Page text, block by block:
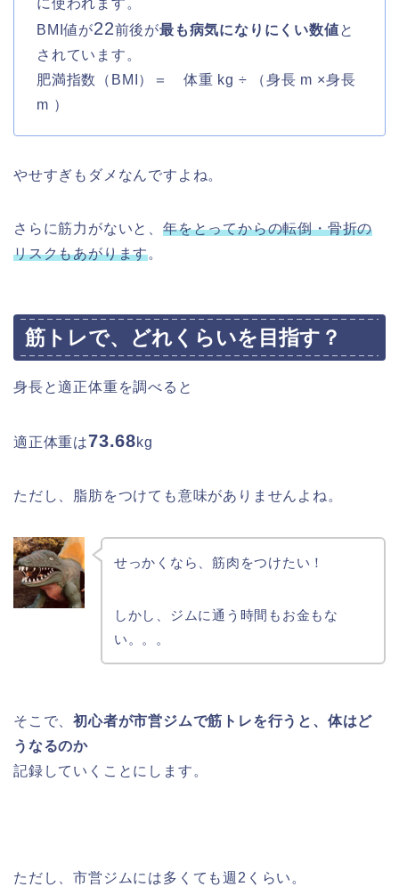
BMI値が22前後が最も病気になりにくい数値と
されています。
肥満指数（BMI）＝ 体重 kg ÷ （身長 m ×身長
m ）
やせすぎもダメなんですよね。
さらに筋力がないと、 年をとってからの転倒・骨折の
リスクもあがります。
筋トレで、どれくらいを目指す？
身長と適正体重を調べると
適正体重は73.68kg
ただし、脂肪をつけても意味がありませんよね。
せっかくなら、筋肉をつけたい！
しかし、ジムに通う時間もお金もな
い。。。
そこで、初心者が市営ジムで筋トレを行うと、体はど
うなるのか
記録していくことにします。
ただし、市営ジムには多くても週2くらい。